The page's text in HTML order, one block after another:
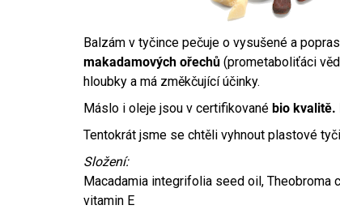
Balzám v tyčince pečuje o vysušené a
makadamových ořechů (prometaboliťáci
hloubky a má změkčující účinky.
Máslo i oleje jsou v certifikované bio kvalitě.
Tentokrát jsme se chtěli vyhnout plastové
Složení:
Macadamia integrifolia seed oil, Theobroma
vitamin E